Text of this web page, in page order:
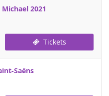
2021
Tickets
Saëns